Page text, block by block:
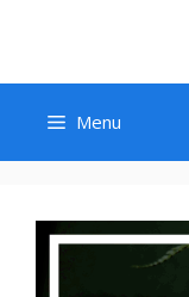
content
Menu